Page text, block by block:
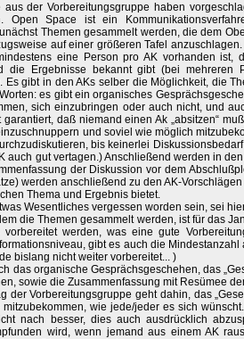
aus der Vorbereitungsgruppe haben
Open Space ist ein
Themen gesammelt werden, die dem
auf einer größeren Tafel
eine Person pro AK vorhanden ist,
die Ergebnisse bekannt gibt (bei
Es gibt in den AKs selber die Möglichkeit, die
es gibt ein organisches
sich einzubringen oder auch nicht, und
garantiert, daß niemand einen Ak „absitzen“
und soviel wie möglich
bis keinerlei
auch gut vertagen.) Anschließend werden in
der Diskussion vor dem
werden anschließend zu den AK-
Thema und Ergebnis bietet.
Wesentliches vergessen worden sein, sei
die Themen gesammelt werden, ist für das
werden, was eine gute
gibt es auch die
bislang nicht weiter vorbereitet... )
das organische Gesprächsgeschehen, das
sowie die Zusammenfassung mit Resümee
der Vorbereitungsgruppe geht dahin, das
mitzubekommen, wie jede/jeder es sich
nach besser, dies auch ausdrücklich
wird, wenn jemand aus einem AK